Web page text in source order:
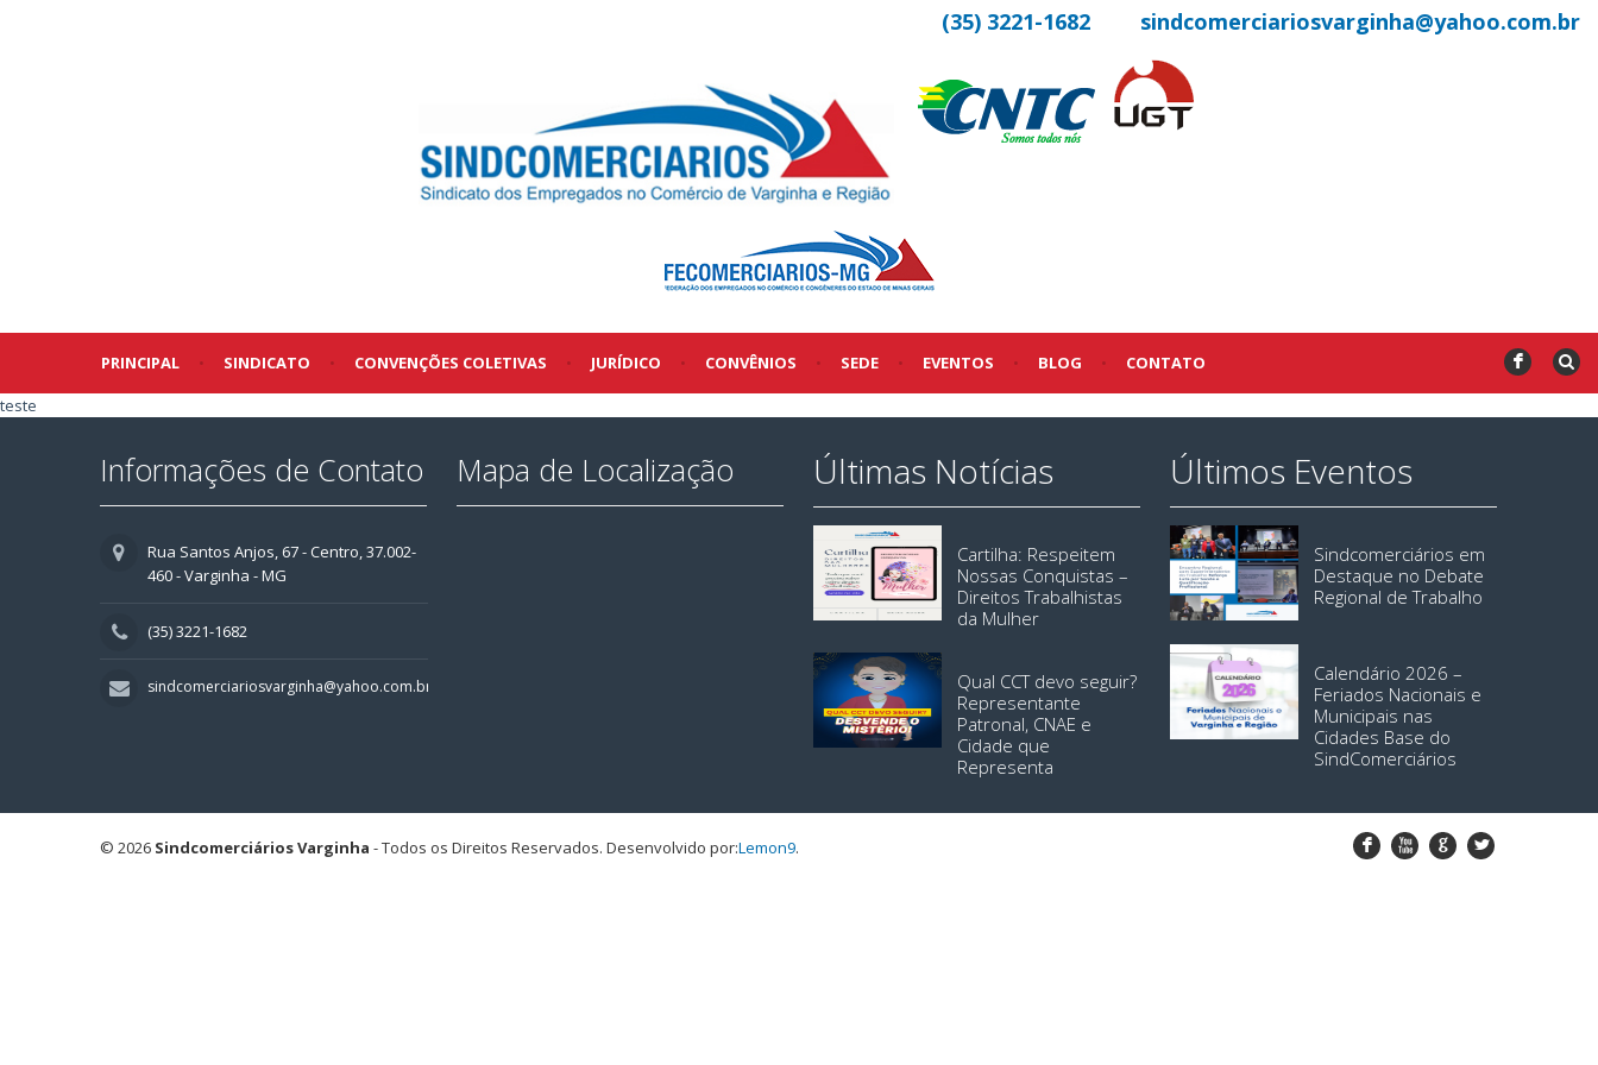
(35) 3221-1682 sindcomerciariosvarginha@yahoo.com.br
PRINCIPAL • SINDICATO • CONVENÇÕES COLETIVAS • JURÍDICO • CONVÊNIOS • SEDE • EVENTOS • BLOG • CONTATO F
teste
Informações de Contato
Rua Santos Anjos, 67 - Centro, 37.002-
460 - Varginha - MG
(35) 3221-1682
sindcomerciariosvarginha@yahoo.com.br
Mapa de Localização Últimas Notícias
Cartilha: Respeitem
Nossas Conquistas –
Direitos Trabalhistas
da Mulher
Qual CCT devo seguir?
Representante
Patronal, CNAE e
Cidade que
Representa
Últimos Eventos
Sindcomerciários em
Destaque no Debate
Regional de Trabalho
Calendário 2026 –
Feriados Nacionais e
Municipais nas
Cidades Base do
SindComerciários
© 2026 Sindcomerciários Varginha - Todos os Direitos Reservados. Desenvolvido por:Lemon9. F X G L